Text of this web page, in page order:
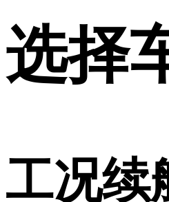
选择
工况续